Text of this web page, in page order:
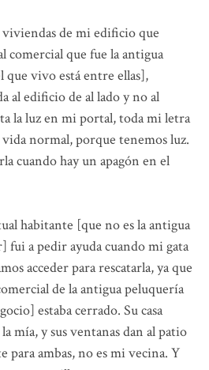
viviendas de mi edificio que
comercial que fue la antigua
que vivo está entre ellas],
al edificio de al lado y no al
la luz en mi portal, toda mi letra
vida normal, porque tenemos luz.
cuando hay un apagón en el
habitante [que no es la antigua
fui a pedir ayuda cuando mi gata
acceder para rescatarla, ya que
de la antigua peluquería
estaba cerrado. Su casa
mía, y sus ventanas dan al patio
para ambas, no es mi vecina. Y